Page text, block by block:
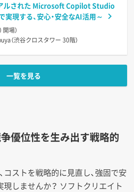
ルされた Microsoft Copilot Studio
現する、安心・安全なAI活用～
場）
（渋谷クロスタワー 30階）
一覧を見る
優位性を生み出す戦略的
コストを戦略的に見直し、強固で安
しませんか？ ソフトクリエイト